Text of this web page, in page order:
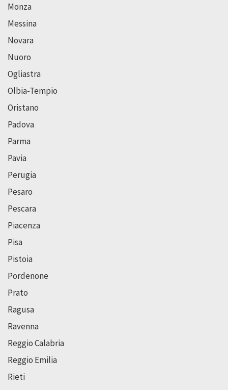
Monza
Messina
Novara
Nuoro
Ogliastra
Olbia-Tempio
Oristano
Padova
Parma
Pavia
Perugia
Pesaro
Pescara
Piacenza
Pisa
Pistoia
Pordenone
Prato
Ragusa
Ravenna
Reggio Calabria
Reggio Emilia
Rieti